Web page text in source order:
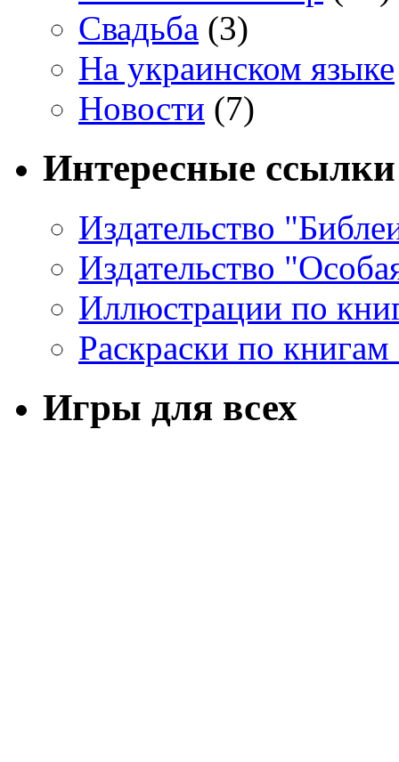
Свадьба (3)
На украинском языке
Новости (7)
Интересные ссылки
Издательство
Издательство
Иллюстрации по
Раскраски по
Игры для всех